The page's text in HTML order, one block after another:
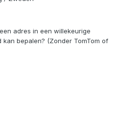
adres in een willekeurige
bepalen? (Zonder TomTom of